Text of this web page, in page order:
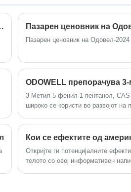
на био-базирана во мошус Пазарен ценовник на
Пазарен ценовник на Одовел-2024
3-Метил-5-фенил-1-пентанол, CAS
широко се користи во развојот
го прави корисен материјал за
Откријте ги потенцијалните
телото со овој информативен